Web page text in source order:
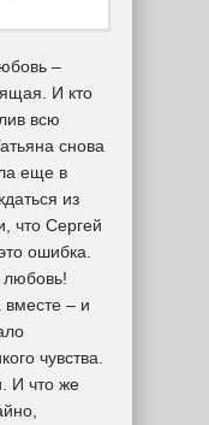
–
И кто
всю
снова
еще в
из
что Сергей
ошибка.
любовь!
– и
чувства.
И что же